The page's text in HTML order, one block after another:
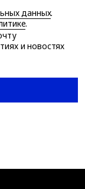
данных.
.
и новостях